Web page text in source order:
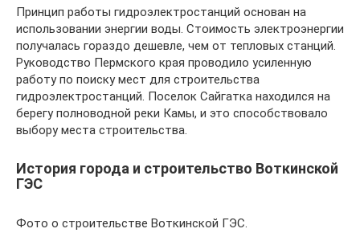
Принцип работы гидроэлектростанций основан на
использовании энергии воды. Стоимость электроэнергии
получалась гораздо дешевле, чем от тепловых станций.
Руководство Пермского края проводило усиленную
работу по поиску мест для строительства
гидроэлектростанций. Поселок Сайгатка находился на
берегу полноводной реки Камы, и это способствовало
выбору места строительства.
История города и строительство Воткинской
ГЭС
Фото о строительстве Воткинской ГЭС.